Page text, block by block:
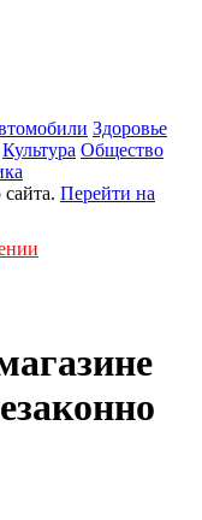
Здоровье
Культура Общество
Перейти на